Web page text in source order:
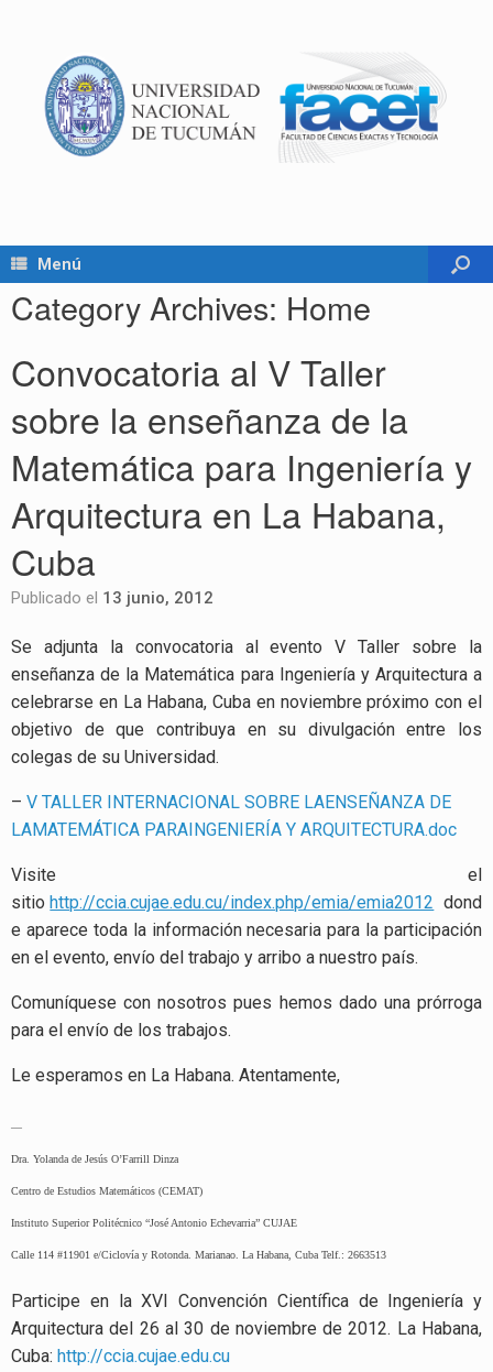
Menú
Category Archives: Home
Convocatoria al V Taller
sobre la enseñanza de la
Matemática para Ingeniería y
Arquitectura en La Habana,
Cuba
Publicado el 13 junio, 2012
Se adjunta la convocatoria al evento V Taller sobre la
enseñanza de la Matemática para Ingeniería y Arquitectura a
celebrarse en La Habana, Cuba en noviembre próximo con el
objetivo de que contribuya en su divulgación entre los
colegas de su Universidad.
– V TALLER INTERNACIONAL SOBRE LAENSEÑANZA DE
LAMATEMÁTICA PARAINGENIERÍA Y ARQUITECTURA.doc
Visite el
sitiohttp://ccia.cujae.edu.cu/index.php/emia/emia2012 dond
e aparece toda la información necesaria para la participación
en el evento, envío del trabajo y arribo a nuestro país.
Comuníquese con nosotros pues hemos dado una prórroga
para el envío de los trabajos.
Le esperamos en La Habana. Atentamente,
—
Dra. Yolanda de Jesús O’Farrill Dinza
Centro de Estudios Matemáticos (CEMAT)
Instituto Superior Politécnico “José Antonio Echevarria” CUJAE
Calle 114 #11901 e/Ciclovía y Rotonda. Marianao. La Habana, Cuba Telf.: 2663513
Participe en la XVI Convención Científica de Ingeniería y
Arquitectura del 26 al 30 de noviembre de 2012. La Habana,
Cuba: http://ccia.cujae.edu.cu